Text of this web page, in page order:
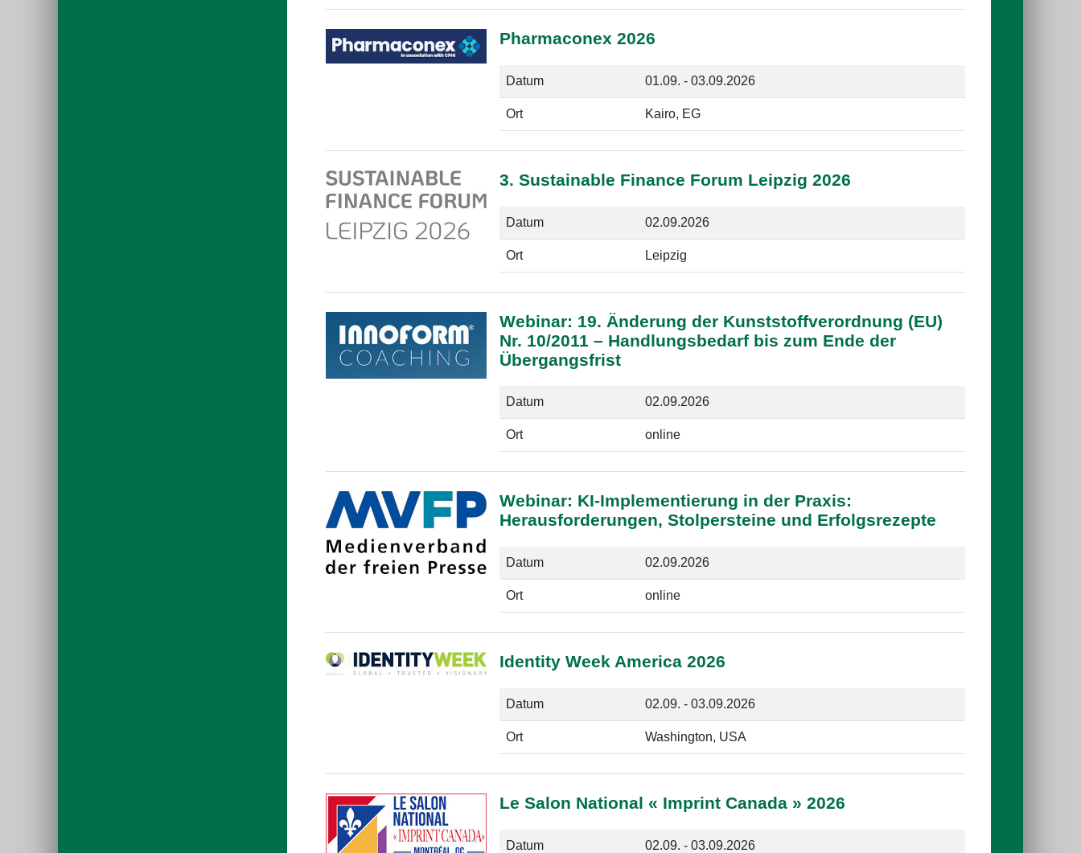
Pharmaconex 2026
Datum 01.09. - 03.09.2026
Ort Kairo, EG
3. Sustainable Finance Forum Leipzig 2026
Datum 02.09.2026
Ort Leipzig
Webinar: 19. Änderung der Kunststoffverordnung (EU)
Nr. 10/2011 – Handlungsbedarf bis zum Ende der
Übergangsfrist
Datum 02.09.2026
Ort online
Webinar: KI-Implementierung in der Praxis:
Herausforderungen, Stolpersteine und Erfolgsrezepte
Datum 02.09.2026
Ort online
Identity Week America 2026
Datum 02.09. - 03.09.2026
Ort Washington, USA
Le Salon National « Imprint Canada » 2026
Datum 02.09. - 03.09.2026